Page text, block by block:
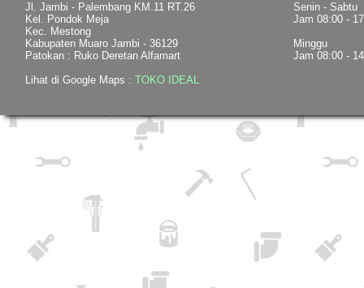
Jl. Jambi - Palembang KM.11 RT.26
Kel. Pondok Meja
Kec. Mestong
Kabupaten Muaro Jambi - 36129
Patokan : Ruko Deretan Alfamart
Lihat di Google Maps : TOKO IDEAL
Senin - Sabtu
Jam 08:00 -
Minggu
Jam 08:00 -